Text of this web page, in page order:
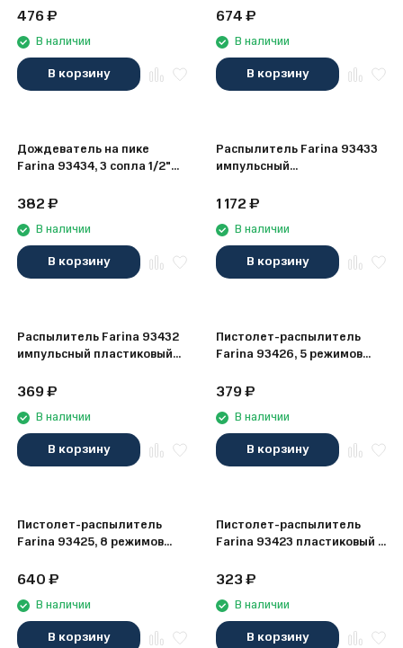
476₽
В наличии
В корзину
674₽
В наличии
В корзину
Дождеватель на пике
Farina 93434, 3 сопла 1/2"
382₽
В наличии
В корзину
Распылитель Farina 93433
импульсный
1 172₽
В наличии
В корзину
Распылитель Farina 93432
импульсный пластиковый
369₽
В наличии
В корзину
Пистолет-распылитель
Farina 93426, 5 режимов
379₽
В наличии
В корзину
Пистолет-распылитель
Farina 93425, 8 режимов
640₽
В наличии
В корзину
Пистолет-распылитель
Farina 93423 пластиковый с
323₽
В наличии
В корзину